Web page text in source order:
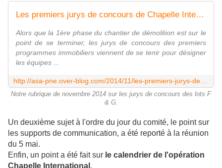
Les premiers jurys de concours de Chapelle International - ASA PNE
Alors que la 1ère phase du chantier de démolition est sur le
point de se terminer, les jurys de concours des premiers
programmes immobiliers viennent de se tenir pour désigner
les équipes ...
Notre rubrique de novembre 2014 sur les jurys de concours des lots F
& G.
Un deuxième sujet à l'ordre du jour du comité, le point sur
les supports de communication, a été reporté à la réunion
du 5 mai.
Enfin, un point a été fait sur le calendrier de l'opération
Chapelle International .